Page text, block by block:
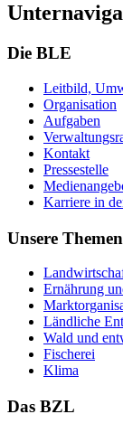
Die BLE
Leit­bild,
Or­ga­ni­sa­ti­on
Auf­ga­ben
Kon­takt
Pres­se­stel­le
Kar­rie­re in
Unsere Themen
Er­näh­rung
Länd­li­che
Wald und
Fi­sche­rei
Kli­ma
Das BZL